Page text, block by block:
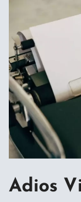
Adios